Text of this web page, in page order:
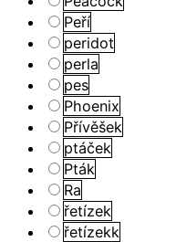
Peří
peridot
perla
pes
Phoenix
Přívěšek
ptáček
Pták
Ra
řetízek
řetízekk